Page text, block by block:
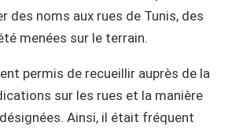
des noms aux rues de Tunis, des
menées sur le terrain.
permis de recueillir auprès de la
sur les rues et la manière
Ainsi, il était fréquent